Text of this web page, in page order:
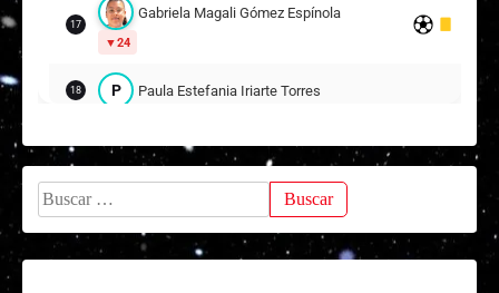
17
Gabriela Magali Gómez Espínola
24
18 P Paula Estefania Iriarte Torres
19
P Priscilla Constanza Tapia Díaz
12 Zamira Polett Zamora Arostica
Buscar: